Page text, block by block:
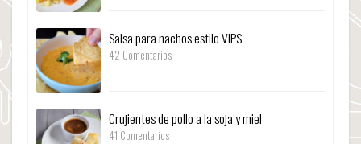
Salsa para nachos estilo VIPS
42 Comentarios
Crujientes de pollo a la soja y miel
41 Comentarios